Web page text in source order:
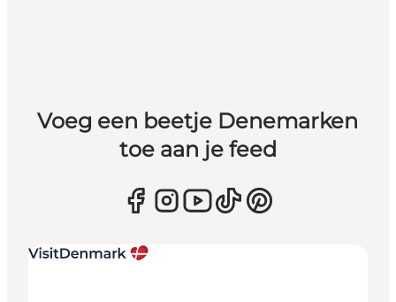
Voeg een beetje Denemarken
toe aan je feed